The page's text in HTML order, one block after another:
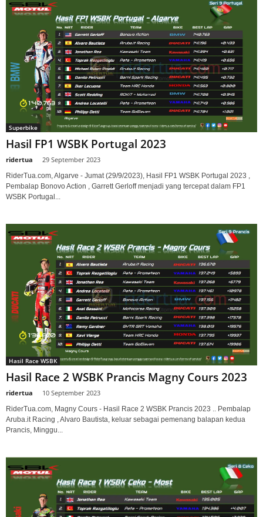
Superbike
Hasil FP1 WSBK Portugal 2023
ridertua 29 September 2023
RiderTua.com, Algarve - Jumat (29/9/2023), Hasil FP1 WSBK Portugal 2023 ,
Pembalap Bonovo Action , Garrett Gerloff menjadi yang tercepat dalam FP1
WSBK Portugal...
Hasil Race WSBK
Hasil Race 2 WSBK Prancis Magny Cours 2023
ridertua 10 September 2023
RiderTua.com, Magny Cours - Hasil Race 2 WSBK Prancis 2023 .. Pembalap
Aruba.it Racing , Alvaro Bautista, keluar sebagai pemenang balapan kedua
Prancis, Minggu...